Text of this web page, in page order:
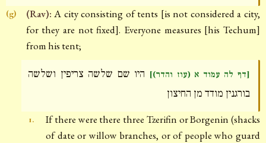
(g) (Rav): A city consisting of tents [is not considered a city,
for they are not fixed]. Everyone measures [his Techum]
from his tent;
[דף לה עמוד א (עוז והדר)] היו שם שלשה צריפין ושלשה
בורגנין מודד מן החיצון
1.
If there were there three Tzerifin or Borgenin (shacks
of date or willow branches, or of people who guard